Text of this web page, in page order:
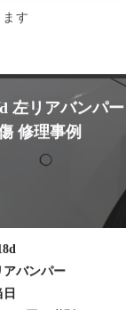
す
左リアバンパー
修理事例
アバンパー
日